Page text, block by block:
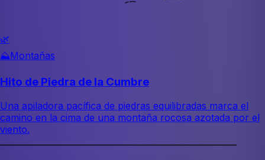
🌿
⛰️Montañas
Hito de Piedra de la Cumbre
Una apiladora pacífica de piedras equilibradas marca el
camino en la cima de una montaña rocosa azotada por el
viento.